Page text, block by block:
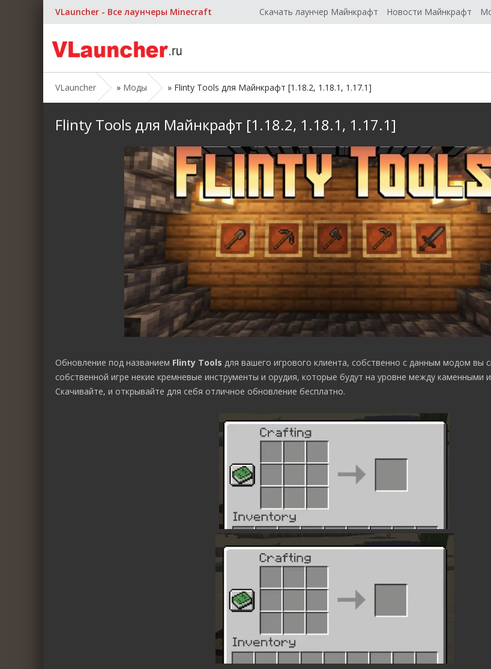
VLauncher - Все лаунчеры Minecraft Скачать лаунчер Майнкрафт Новости Майнкрафт
VLauncher » Моды » Flinty Tools для Майнкрафт [1.18.2, 1.18.1, 1.17.1]
Flinty Tools для Майнкрафт [1.18.2, 1.18.1, 1.17.1]
Обновление под названием Flinty Tools для вашего игрового клиента, собственно с данным модом вы
собственной игре некие кремневые инструменты и орудия, которые будут на уровне между каменными
Скачивайте, и открывайте для себя отличное обновление бесплатно.